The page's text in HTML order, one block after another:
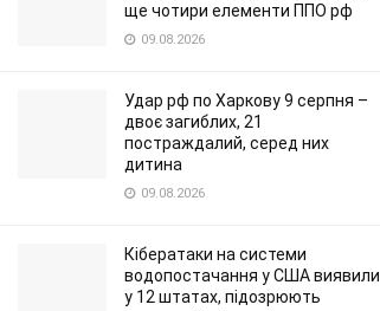
ще чотири елементи ППО рф
09.08.2026
Удар рф по Харкову 9 серпня –
двоє загиблих, 21
постраждалий, серед них
дитина
09.08.2026
Кібератаки на системи
водопостачання у США виявили
у 12 штатах, підозрюють